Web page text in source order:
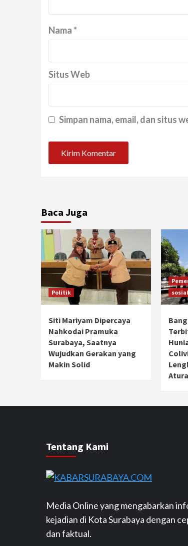
Nama*
Situs Web
Simpan nama, email, dan situs
Baca Juga
Politik
Siti Mariyam Dipercaya
Nahkodai Pramuka
Surabaya, Saatnya
Wujudkan Gerakan yang
Makin Solid
sosial
Tentang Kami
Media Online yang mengabarkan
kejadian di Kota Surabaya dengan
dan faktual.